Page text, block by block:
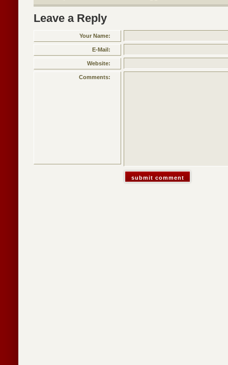
Leave a Reply
Your Name:
E-Mail:
Website:
Comments: